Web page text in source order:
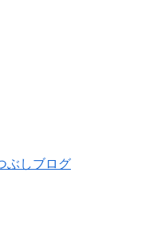
ぶしブログ